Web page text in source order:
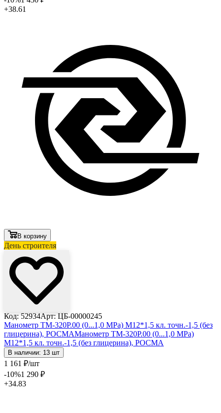
+38.61
В корзину
День строителя
Код: 52934Арт: ЦБ-00000245
Манометр ТМ-320Р.00 (0...1,0 МРа) М12*1,5 кл. точн.-1,5 (без
глицерина), РОСМАМанометр ТМ-320Р.00 (0...1,0 МРа)
М12*1,5 кл. точн.-1,5 (без глицерина), РОСМА
В наличии: 13 шт
1 161 ₽/шт
-10%1 290 ₽
+34.83